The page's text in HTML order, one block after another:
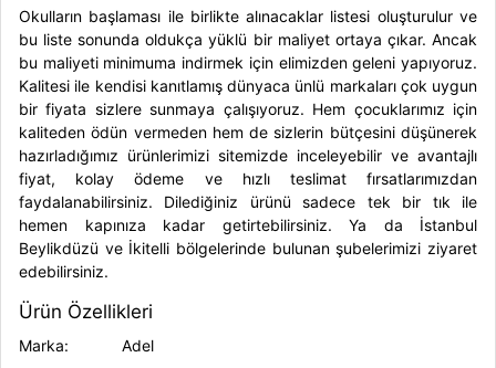
Okulların başlaması ile birlikte alınacaklar listesi oluşturulur ve
bu liste sonunda oldukça yüklü bir maliyet ortaya çıkar. Ancak
bu maliyeti minimuma indirmek için elimizden geleni yapıyoruz.
Kalitesi ile kendisi kanıtlamış dünyaca ünlü markaları çok uygun
bir fiyata sizlere sunmaya çalışıyoruz. Hem çocuklarımız için
kaliteden ödün vermeden hem de sizlerin bütçesini düşünerek
hazırladığımız ürünlerimizi sitemizde inceleyebilir ve avantajlı
fiyat, kolay ödeme ve hızlı teslimat fırsatlarımızdan
faydalanabilirsiniz. Dilediğiniz ürünü sadece tek bir tık ile
hemen kapınıza kadar getirtebilirsiniz. Ya da İstanbul
Beylikdüzü ve İkitelli bölgelerinde bulunan şubelerimizi ziyaret
edebilirsiniz.
Ürün Özellikleri
Marka: Adel